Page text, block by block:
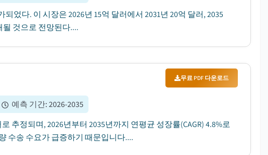
었다. 이 시장은 2026년 15억 달러에서 2031년 20억 달러, 2035
될 것으로 전망된다....
무료 PDF 다운로드
예측 기간:2026-2035
추정되며, 2026년부터 2035년까지 연평균 성장률(CAGR) 4.8%로
수송 수요가 급증하기 때문입니다....